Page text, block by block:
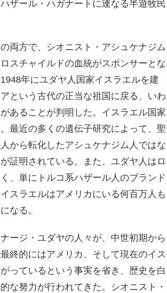
ザール・ハガナートに連なる半遊牧民
両方で、シオニスト・アシュケナジム
スチャイルドの血統がスポンサーとな
年にユダヤ人国家イスラエルを建
という古代の正当な祖国に戻る、いわ
あることが判明した。イスラエル国家
最近の多くの遺伝子研究によって、聖
から転化したアシュケナジム人ではな
証明されている。また、ユダヤ人はロ
、単にトルコ系ハザール人のブランド
スラエルはアメリカにいる何百万人も
なる。
ージ・ユダヤの人々が、中世初期から
終的にはアメリカ、そして現在のイス
っているという事実を省き、歴史を白
な努力が行われてきた。シオニスト・